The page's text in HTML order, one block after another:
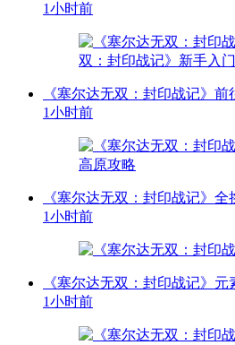
1小时前
《塞尔达无双：封印战记》
1小时前
《塞尔达无双：封印战记》全
1小时前
《塞尔达无双：封印战记》元
1小时前